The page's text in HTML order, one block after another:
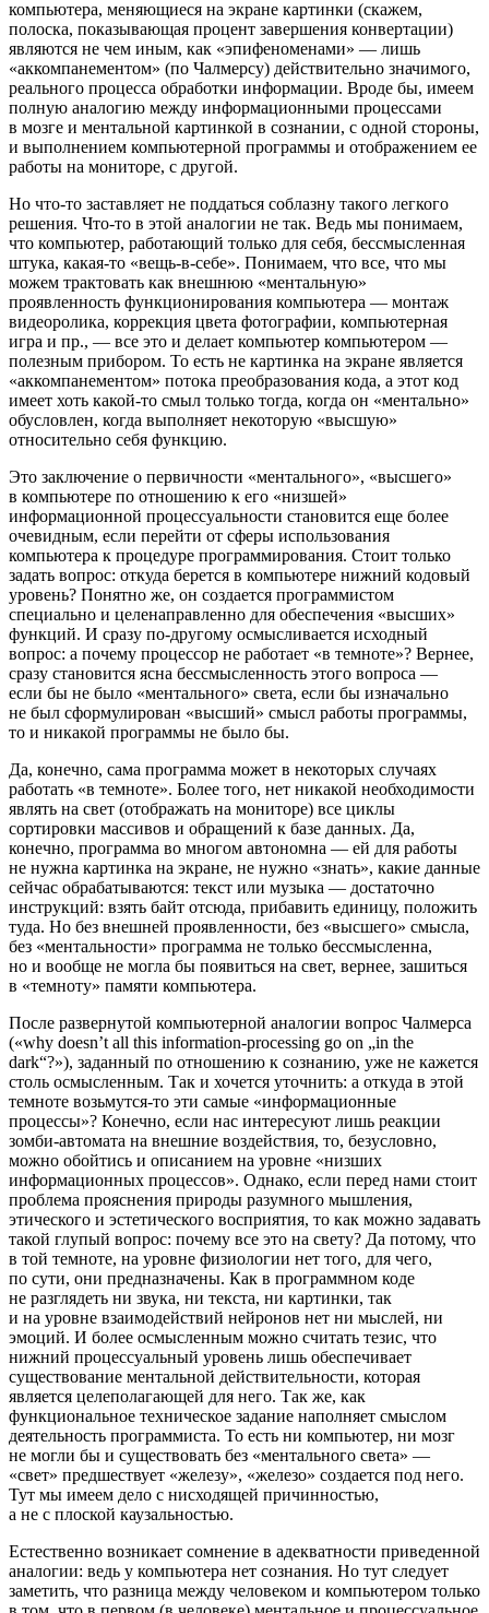
компьютера, меняющиеся на экране картинки (скажем,
полоска, показывающая процент завершения конвертации)
являются не чем иным, как «эпифеноменами» — лишь
«аккомпанементом» (по Чалмерсу) действительно значимого,
реального процесса обработки информации. Вроде бы, имеем
полную аналогию между информационными процессами
в мозге и ментальной картинкой в сознании, с одной стороны,
и выполнением компьютерной программы и отображением ее
работы на мониторе, с другой.
Но что-то заставляет не поддаться соблазну такого легкого
решения. Что-то в этой аналогии не так. Ведь мы понимаем,
что компьютер, работающий только для себя, бессмысленная
штука, какая-то «вещь-в-себе». Понимаем, что все, что мы
можем трактовать как внешнюю «ментальную»
проявленность функционирования компьютера — монтаж
видеоролика, коррекция цвета фотографии, компьютерная
игра и пр., — все это и делает компьютер компьютером —
полезным прибором. То есть не картинка на экране является
«аккомпанементом» потока преобразования кода, а этот код
имеет хоть какой-то смыл только тогда, когда он «ментально»
обусловлен, когда выполняет некоторую «высшую»
относительно себя функцию.
Это заключение о первичности «ментального», «высшего»
в компьютере по отношению к его «низшей»
информационной процессуальности становится еще более
очевидным, если перейти от сферы использования
компьютера к процедуре программирования. Стоит только
задать вопрос: откуда берется в компьютере нижний кодовый
уровень? Понятно же, он создается программистом
специально и целенаправленно для обеспечения «высших»
функций. И сразу по-другому осмысливается исходный
вопрос: а почему процессор не работает «в темноте»? Вернее,
сразу становится ясна бессмысленность этого вопроса —
если бы не было «ментального» света, если бы изначально
не был сформулирован «высший» смысл работы программы,
то и никакой программы не было бы.
Да, конечно, сама программа может в некоторых случаях
работать «в темноте». Более того, нет никакой необходимости
являть на свет (отображать на мониторе) все циклы
сортировки массивов и обращений к базе данных. Да,
конечно, программа во многом автономна — ей для работы
не нужна картинка на экране, не нужно «знать», какие данные
сейчас обрабатываются: текст или музыка — достаточно
инструкций: взять байт отсюда, прибавить единицу, положить
туда. Но без внешней проявленности, без «высшего» смысла,
без «ментальности» программа не только бессмысленна,
но и вообще не могла бы появиться на свет, вернее, зашиться
в «темноту» памяти компьютера.
После развернутой компьютерной аналогии вопрос Чалмерса
(«why doesn’t all this information-processing go on „in the
dark“?»), заданный по отношению к сознанию, уже не кажется
столь осмысленным. Так и хочется уточнить: а откуда в этой
темноте возьмутся-то эти самые «информационные
процессы»? Конечно, если нас интересуют лишь реакции
зомби-автомата на внешние воздействия, то, безусловно,
можно обойтись и описанием на уровне «низших
информационных процессов». Однако, если перед нами стоит
проблема прояснения природы разумного мышления,
этического и эстетического восприятия, то как можно задавать
такой глупый вопрос: почему все это на свету? Да потому, что
в той темноте, на уровне физиологии нет того, для чего,
по сути, они предназначены. Как в программном коде
не разглядеть ни звука, ни текста, ни картинки, так
и на уровне взаимодействий нейронов нет ни мыслей, ни
эмоций. И более осмысленным можно считать тезис, что
нижний процессуальный уровень лишь обеспечивает
существование ментальной действительности, которая
является целеполагающей для него. Так же, как
функциональное техническое задание наполняет смыслом
деятельность программиста. То есть ни компьютер, ни мозг
не могли бы и существовать без «ментального света» —
«свет» предшествует «железу», «железо» создается под него.
Тут мы имеем дело с нисходящей причинностью,
а не с плоской каузальностью.
Естественно возникает сомнение в адекватности приведенной
аналогии: ведь у компьютера нет сознания. Но тут следует
заметить, что разница между человеком и компьютером только